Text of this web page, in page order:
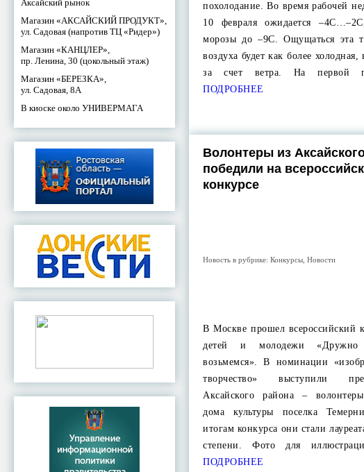
Аксайский рынок
Магазин «АКСАЙСКИЙ ПРОДУКТ»,
ул. Садовая (напротив ТЦ «Ридер»)
Магазин «КАНЦЛЕР»,
пр. Ленина, 30 (цокольный этаж)
Магазин «БЕРЕЗКА»,
ул. Садовая, 8А
В киоске около УНИВЕРМАГА
похолодание. Во время рабочей
10 февраля ожидается
морозы до –9С. Ощущаться эта
воздуха будет как более
за счет ветра. На первой
ПОДРОБНЕЕ
Волонтеры из
победили на
конкурсе
Новость в рубрике:Конкурсы ,Новости
В Москве прошел всероссийский
детей и молодежи
возьмемся». В номинации
творчество» выступили
Аксайского района – волонтеры
дома культуры поселка
итогам конкурса они стали
степени. Фото для
ПОДРОБНЕЕ